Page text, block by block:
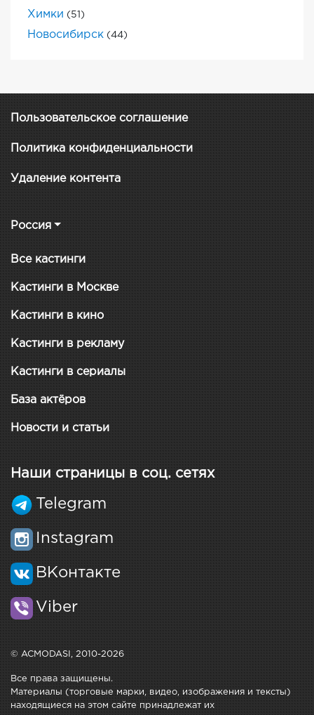
Химки (51)
Новосибирск (44)
Пользовательское соглашение
Политика конфиденциальности
Удаление контента
Россия
Все кастинги
Кастинги в Москве
Кастинги в кино
Кастинги в рекламу
Кастинги в сериалы
База актёров
Новости и статьи
Наши страницы в соц. сетях
Telegram
Instagram
ВКонтакте
Viber
© ACMODASI, 2010-2026
Все права защищены.
Материалы (торговые марки, видео, изображения и тексты)
находящиеся на этом сайте принадлежат их